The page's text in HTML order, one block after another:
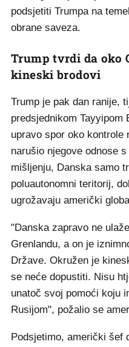
podsjetiti Trumpa na
obrane saveza.
Trump tvrdi da oko
kineski brodovi
Trump je pak dan ranije,
predsjednikom Tayyipom
upravo spor oko kontrole
narušio njegove odnose
mišljenju, Danska samo
poluautonomni teritorij,
ugrožavaju američki
"Danska zapravo ne
Grenlandu, a on je
Države. Okružen je
se neće dopustiti. Nisu
unatoč svoj pomoći koju
Rusijom", požalio se
Podsjetimo, američki šef